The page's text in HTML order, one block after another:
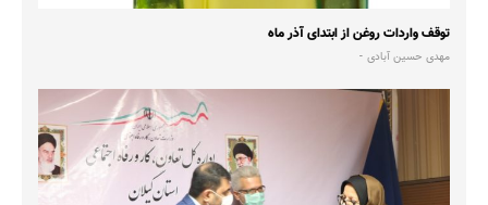
توقف واردات روغن از ابتدای آذر ماه
مهدی حسین آبادی